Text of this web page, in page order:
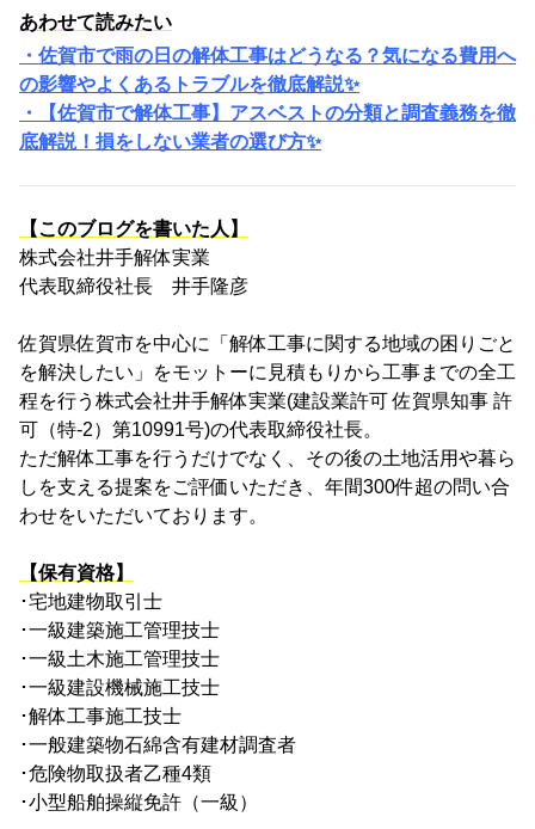
あわせて読みたい
・佐賀市で雨の日の解体工事はどうなる？気になる費用へ
の影響やよくあるトラブルを徹底解説✨
・【佐賀市で解体工事】アスベストの分類と調査義務を徹
底解説！損をしない業者の選び方✨
【このブログを書いた人】
株式会社井手解体実業
代表取締役社長 井手隆彦
佐賀県佐賀市を中心に「解体工事に関する地域の困りごと
を解決したい」をモットーに見積もりから工事までの全工
程を行う株式会社井手解体実業(建設業許可 佐賀県知事 許
可（特-2）第10991号)の代表取締役社長。
ただ解体工事を行うだけでなく、その後の土地活用や暮ら
しを支える提案をご評価いただき、年間300件超の問い合
わせをいただいております。
【保有資格】
･宅地建物取引士
･一級建築施工管理技士
･一級土木施工管理技士
･一級建設機械施工技士
･解体工事施工技士
･一般建築物石綿含有建材調査者
･危険物取扱者乙種4類
･小型船舶操縦免許（一級）